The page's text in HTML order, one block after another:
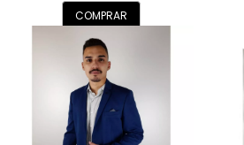
COMPRAR